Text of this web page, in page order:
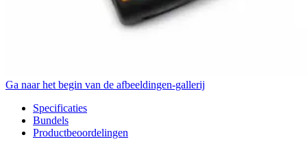
Ga naar het begin van de afbeeldingen-gallerij
Specificaties
Bundels
Productbeoordelingen